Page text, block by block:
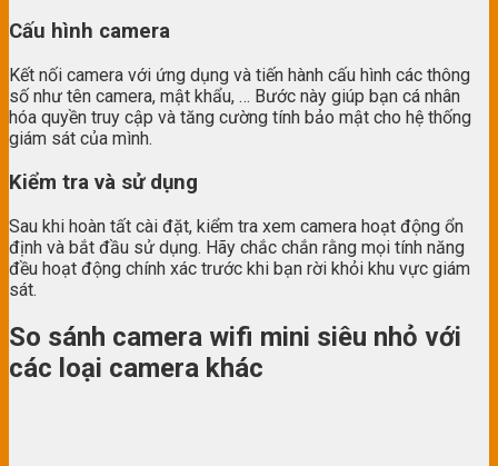
Cấu hình camera
Kết nối camera với ứng dụng và tiến hành cấu hình các thông
số như tên camera, mật khẩu, … Bước này giúp bạn cá nhân
hóa quyền truy cập và tăng cường tính bảo mật cho hệ thống
giám sát của mình.
Kiểm tra và sử dụng
Sau khi hoàn tất cài đặt, kiểm tra xem camera hoạt động ổn
định và bắt đầu sử dụng. Hãy chắc chắn rằng mọi tính năng
đều hoạt động chính xác trước khi bạn rời khỏi khu vực giám
sát.
So sánh camera wifi mini siêu nhỏ với
các loại camera khác